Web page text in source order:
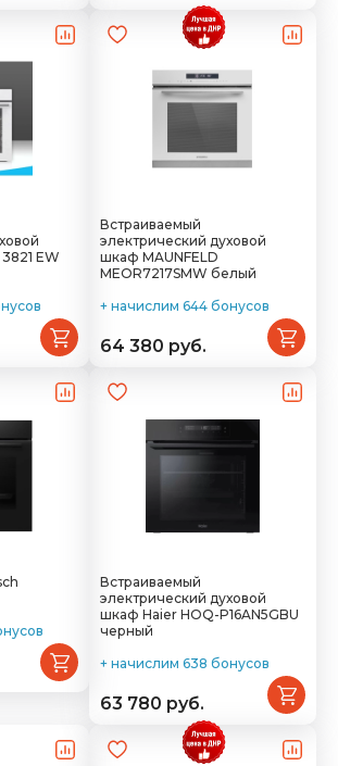
EW
Встраиваемый
электрический духовой
шкаф MAUNFELD
MEOR7217SMW белый
+ начислим 644 бонусов
64 380 руб.
Встраиваемый
электрический духовой
шкаф Haier HOQ-P16AN5GBU
черный
+ начислим 638 бонусов
63 780 руб.